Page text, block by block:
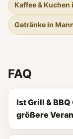
Kaffee &
Getränke in
FAQ
Ist Grill &
größere